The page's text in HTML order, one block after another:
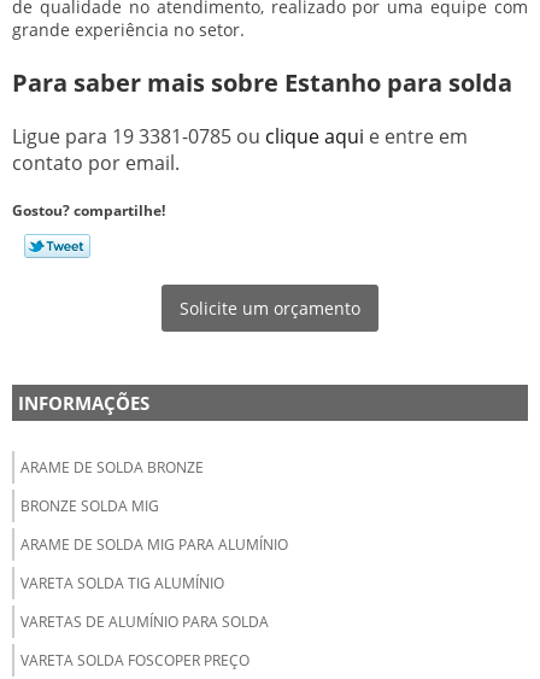
de qualidade no atendimento, realizado por uma equipe com
grande experiência no setor.
Para saber mais sobre Estanho para solda
Ligue para 19 3381-0785 ou clique aqui e entre em
contato por email.
Gostou? compartilhe!
Solicite um orçamento
INFORMAÇÕES
ARAME DE SOLDA BRONZE
BRONZE SOLDA MIG
ARAME DE SOLDA MIG PARA ALUMÍNIO
VARETA SOLDA TIG ALUMÍNIO
VARETAS DE ALUMÍNIO PARA SOLDA
VARETA SOLDA FOSCOPER PREÇO